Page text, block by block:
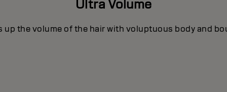
Ultra Volume
up the volume of the hair with voluptuous body and